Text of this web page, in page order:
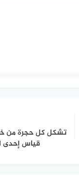
تشكل كل حجرة من
قياس إحدى